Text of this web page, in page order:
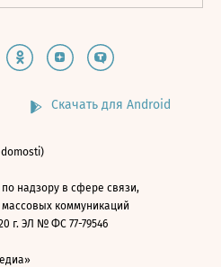
Скачать для Android
надзору в сфере связи,
коммуникаций
г. ЭЛ № ФС 77-79546